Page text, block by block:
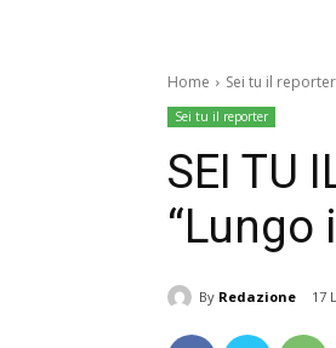
Home Sei tu il reporter
Sei tu il reporter
SEI TU
“Lungo
By Redazione 17